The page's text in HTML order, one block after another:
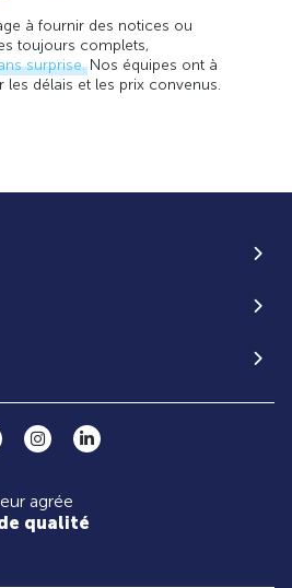
à fournir des notices ou
toujours complets,
surprise.Nos équipes ont à
délais et les prix convenus.
agrée
qualité